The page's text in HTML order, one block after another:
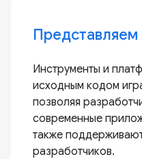
Инструменты и
исходным кодом
позволяя
современные
также
разработчиков.